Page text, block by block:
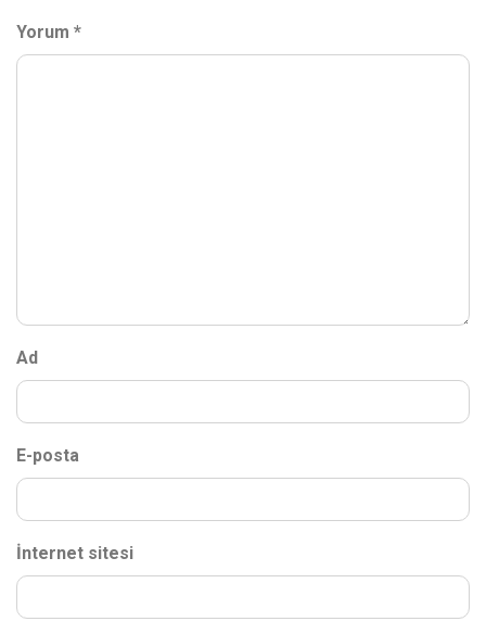
Yorum *
Ad
E-posta
İnternet sitesi